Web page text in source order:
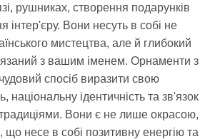
рушниках, створення подарунків
інтер'єру. Вони несуть в собі не
мистецтва, але й глибокий
з вашим іменем. Орнаменти з
спосіб виразити свою
національну ідентичність та зв'язок
традиціями. Вони є не лише окрасою,
несе в собі позитивну енергію та